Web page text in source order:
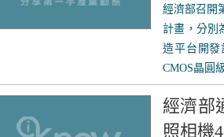
經濟部召開
計畫，分別
造平台開發
CMOS晶圓
經濟部
照相機